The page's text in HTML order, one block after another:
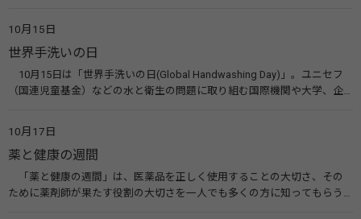
す。 関連リンク 世界メンタルヘルスデー（厚生労働省） 働く人のメンタ
ルヘルス・ポータルサイト「こころの耳」（厚生労働省）
10月15日
世界手洗いの日
10月15日は「世界手洗いの日(Global Handwashing Day)」。ユニセフ
（国連児童基金）などの水と衛生の問題に取り組む国際機関や大学、企
10月17日
薬と健康の週間
「薬と健康の週間」は、医薬品を正しく使用することの大切さ、その
ために薬剤師が果たす役割の大切さを一人でも多くの方に知ってもらう